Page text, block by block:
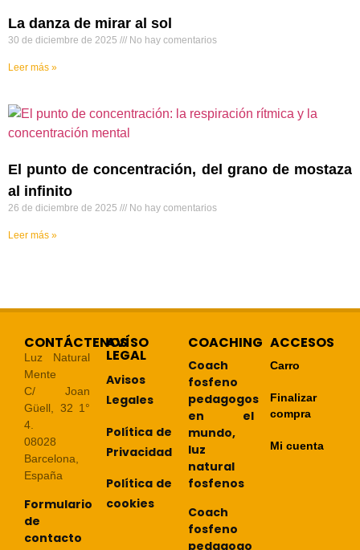
La danza de mirar al sol
30 de diciembre de 2025 No hay comentarios
Leer más »
El punto de concentración, del grano de mostaza
al infinito
26 de diciembre de 2025 No hay comentarios
Leer más »
CONTÁCTENOS
Luz Natural
Mente
C/ Joan
Güell, 32 1°
4.
08028
Barcelona,
España
Formulario
de
contacto
AVÍSO
LEGAL
Avisos
Legales
Política de
Privacidad
Política de
cookies
COACHING
Coach
fosfeno
pedagogos
en el
mundo,
luz
natural
fosfenos
Coach
fosfeno
pedagogo
ACCESOS
Carro
Finalizar
compra
Mi cuenta